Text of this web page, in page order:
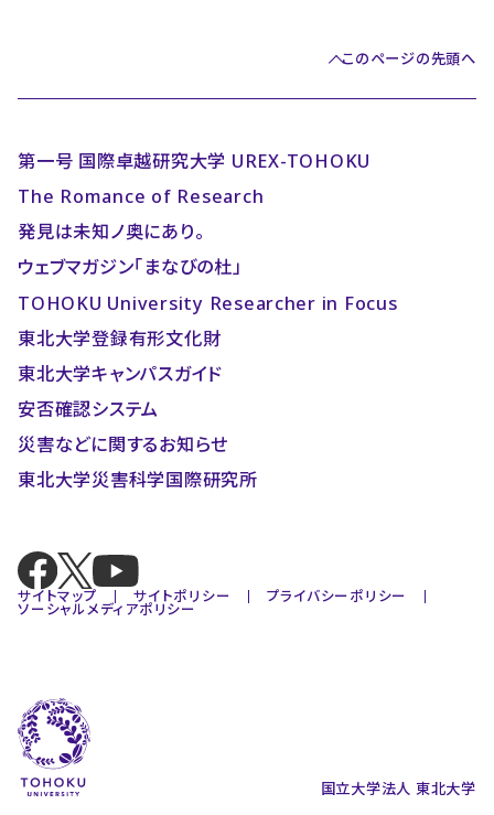
このページの先頭へ
第一号 国際卓越研究大学 UREX-TOHOKU
The Romance of Research
発見は未知ノ奥にあり。
ウェブマガジン「まなびの杜」
TOHOKU University Researcher in Focus
東北大学登録有形文化財
東北大学キャンパスガイド
安否確認システム
災害などに関するお知らせ
東北大学災害科学国際研究所
サイトマップ サイトポリシー プライバシーポリシー
ソーシャルメディアポリシー
国立大学法人 東北大学